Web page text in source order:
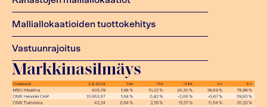
Malliallokaatioiden tuottokehitys
Vastuunrajoitus
Markkinasilmäys